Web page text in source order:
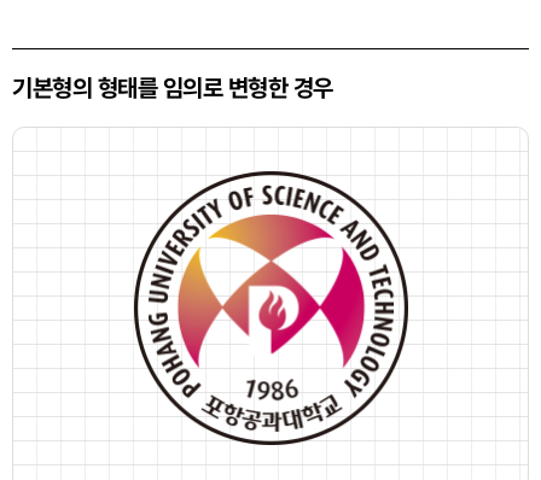
기본형의 형태를 임의로 변형한 경우